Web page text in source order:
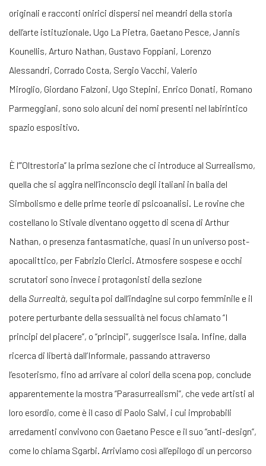
originali e racconti onirici dispersi nei meandri della storia
dell’arte istituzionale. Ugo La Pietra, Gaetano Pesce, Jannis
Kounellis, Arturo Nathan, Gustavo Foppiani, Lorenzo
Alessandri, Corrado Costa, Sergio Vacchi, Valerio
Miroglio, Giordano Falzoni, Ugo Stepini, Enrico Donati, Romano
Parmeggiani, sono solo alcuni dei nomi presenti nel labirintico
spazio espositivo.
È l’”Oltrestoria” la prima sezione che ci introduce al Surrealismo,
quella che si aggira nell’inconscio degli italiani in balia del
Simbolismo e delle prime teorie di psicoanalisi. Le rovine che
costellano lo Stivale diventano oggetto di scena di Arthur
Nathan, o presenza fantasmatiche, quasi in un universo post-
apocalittico, per Fabrizio Clerici. Atmosfere sospese e occhi
scrutatori sono invece i protagonisti della sezione
della Surrealtà, seguita poi dall’indagine sul corpo femminile e il
potere perturbante della sessualità nel focus chiamato “I
principi del piacere”, o “princìpi”, suggerisce Isaia. Infine, dalla
ricerca di libertà dall’Informale, passando attraverso
l’esoterismo, fino ad arrivare ai colori della scena pop, conclude
apparentemente la mostra “Parasurrealismi”, che vede artisti al
loro esordio, come è il caso di Paolo Salvi, i cui improbabili
arredamenti convivono con Gaetano Pesce e il suo “anti-design”,
come lo chiama Sgarbi. Arriviamo così all’epilogo di un percorso